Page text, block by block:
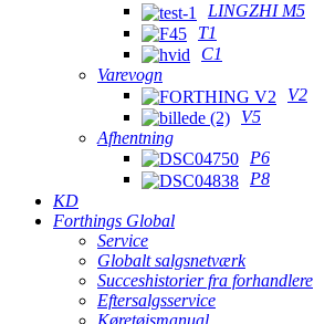
LINGZHI M5
T1
C1
Varevogn
V2
V5
Afhentning
P6
P8
KD
Forthings Global
Service
Globalt salgsnetværk
Succeshistorier fra forhandlere
Eftersalgsservice
Køretøjsmanual